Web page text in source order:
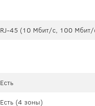
RJ-45 (10 Мбит/с, 100 Мбит/
Есть
Есть (4 зоны)